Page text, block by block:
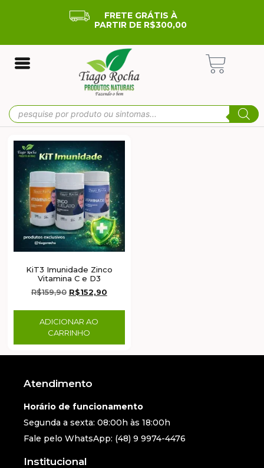
FRETE GRÁTIS À
PARTIR DE R$300,00
KiT3 Imunidade Zinco
Vitamina C e D3
R$159,90 R$152,90
ADICIONAR AO
CARRINHO
Atendimento
Horário de funcionamento
Segunda a sexta: 08:00h às 18:00h
Fale pelo WhatsApp: (48) 9 9974-4476
Institucional